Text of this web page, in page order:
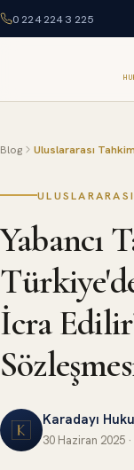
0 224 224 3 225
Blog Uluslararası Tahkim
Yabancı
İcra
Karadayı
30 Haziran 2025 ·